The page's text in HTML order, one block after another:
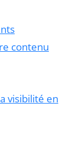
contenu
visibilité en